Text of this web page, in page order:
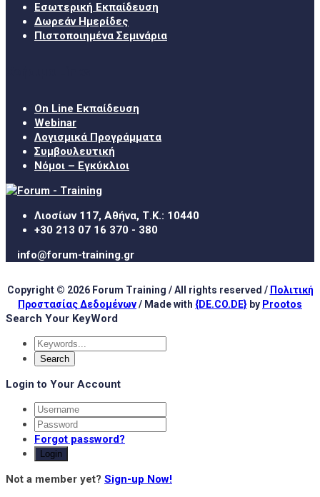
Εσωτερική Εκπαίδευση
Δωρεάν Ημερίδες
Πιστοποιημένα Σεμινάρια
On Line Εκπαίδευση
Webinar
Λογισμικά Προγράμματα
Συμβουλευτική
Νόμοι – Εγκύκλιοι
Λιοσίων 117, Αθήνα, Τ.Κ.: 10440
+30 213 07 16 370 - 380
info@forum-training.gr
Copyright © 2026 Forum Training / All rights reserved / Πολιτική
Προστασίας Δεδομένων/ Made with {DE.CO.DE} by Prootos
Search Your KeyWord
Login to Your Account
Forgot password?
Login
Not a member yet? Sign-up Now!